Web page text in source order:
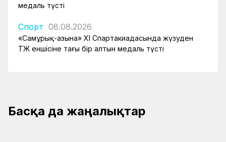
медаль түсті
Спорт 08.08.2026
«Самұрық-Қазына» XI Спартакиадасында жүзуден
ҚТЖ еншісіне тағы бір алтын медаль түсті
Басқа да жаңалықтар